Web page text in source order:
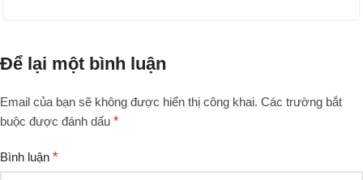
Để lại một bình luận
Email của bạn sẽ không được hiển thị công khai. Các trường bắt
buộc được đánh dấu *
Bình luận *